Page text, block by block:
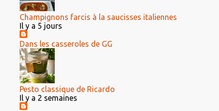
Champignons farcis à la saucisses italiennes
Il y a 5 jours
Dans les casseroles de GG
Pesto classique de Ricardo
Il y a 2 semaines